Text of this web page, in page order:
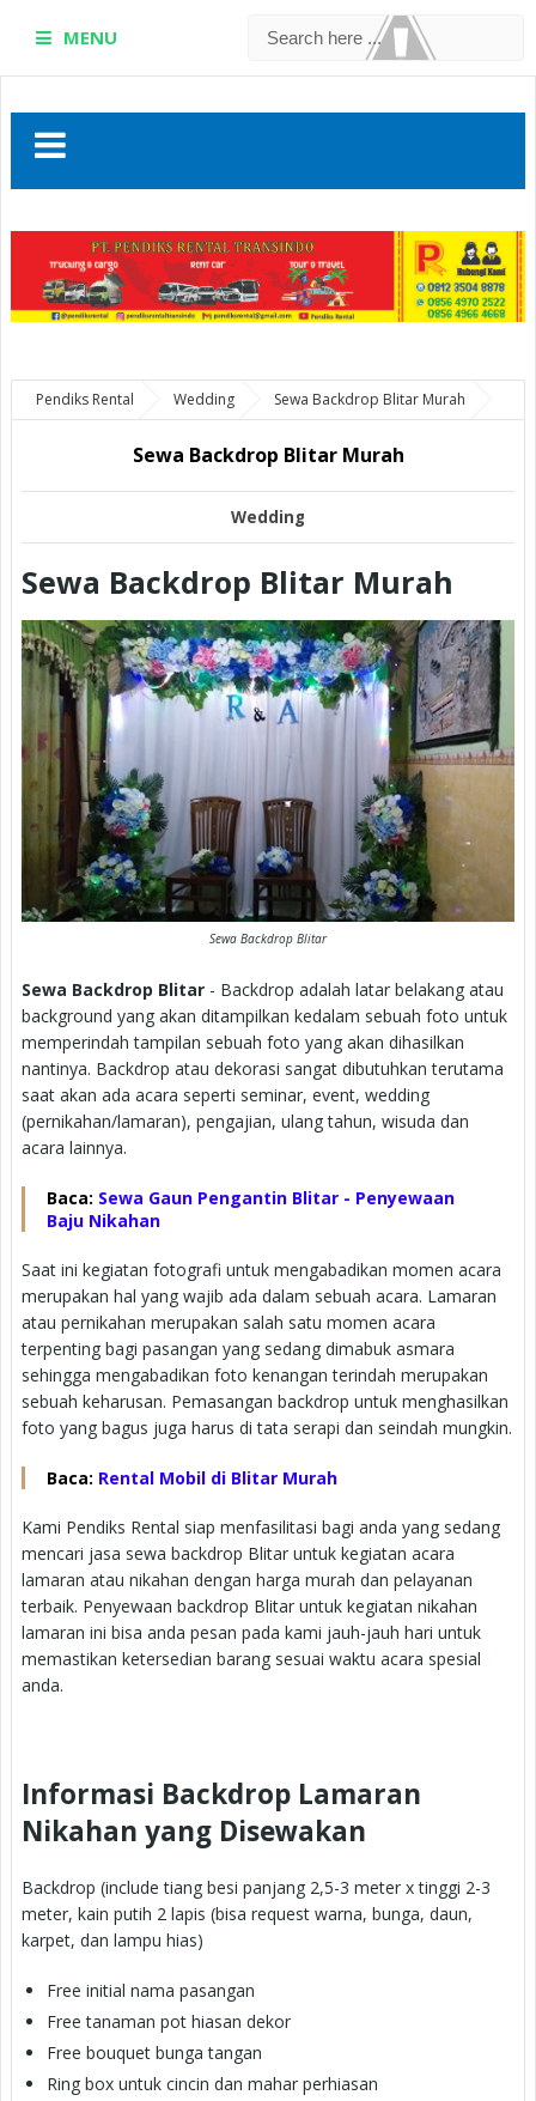
MENU
Pendiks Rental Wedding Sewa Backdrop Blitar Murah
Sewa Backdrop Blitar Murah
Wedding
Sewa Backdrop Blitar Murah
Sewa Backdrop Blitar
Sewa Backdrop Blitar - Backdrop adalah latar belakang atau
background yang akan ditampilkan kedalam sebuah foto untuk
memperindah tampilan sebuah foto yang akan dihasilkan
nantinya. Backdrop atau dekorasi sangat dibutuhkan terutama
saat akan ada acara seperti seminar, event, wedding
(pernikahan/lamaran), pengajian, ulang tahun, wisuda dan
acara lainnya.
Baca: Sewa Gaun Pengantin Blitar - Penyewaan
Baju Nikahan
Saat ini kegiatan fotografi untuk mengabadikan momen acara
merupakan hal yang wajib ada dalam sebuah acara. Lamaran
atau pernikahan merupakan salah satu momen acara
terpenting bagi pasangan yang sedang dimabuk asmara
sehingga mengabadikan foto kenangan terindah merupakan
sebuah keharusan. Pemasangan backdrop untuk menghasilkan
foto yang bagus juga harus di tata serapi dan seindah mungkin.
Baca: Rental Mobil di Blitar Murah
Kami Pendiks Rental siap menfasilitasi bagi anda yang sedang
mencari jasa sewa backdrop Blitar untuk kegiatan acara
lamaran atau nikahan dengan harga murah dan pelayanan
terbaik. Penyewaan backdrop Blitar untuk kegiatan nikahan
lamaran ini bisa anda pesan pada kami jauh-jauh hari untuk
memastikan ketersedian barang sesuai waktu acara spesial
anda.
Informasi Backdrop Lamaran
Nikahan yang Disewakan
Backdrop (include tiang besi panjang 2,5-3 meter x tinggi 2-3
meter, kain putih 2 lapis (bisa request warna, bunga, daun,
karpet, dan lampu hias)
Free initial nama pasangan
Free tanaman pot hiasan dekor
Free bouquet bunga tangan
Ring box untuk cincin dan mahar perhiasan